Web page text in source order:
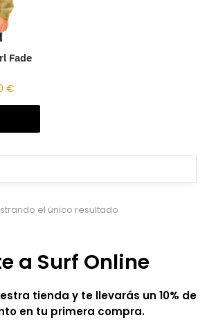
Fade
€
el único resultado
a Surf Online
tienda y te llevarás un 10% de
en tu primera compra.